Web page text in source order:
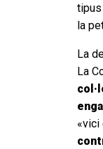
tipus
la
La
La
«vici